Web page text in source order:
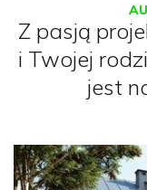
Z pasją
i Twojej
jest